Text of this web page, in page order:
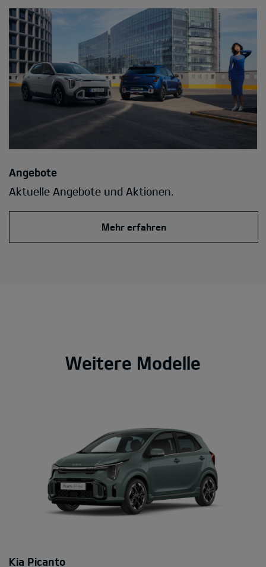
Angebote
Aktuelle Angebote und Aktionen.
Mehr erfahren
Weitere Modelle
Kia Picanto